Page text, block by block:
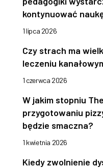
kontynuować
1 lipca 2026
Czy strach ma
leczeniu
1 czerwca 2026
W jakim stopniu
przygotowaniu
będzie smaczna?
1 kwietnia 2026
Kiedy zwolnienie